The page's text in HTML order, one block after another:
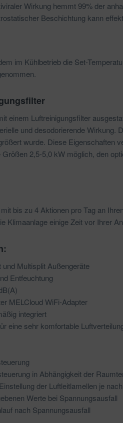
Wirkung hemmt 99% der
Beschichtung kann
im Kühlbetrieb die Set-
einem Luftreinigungsfilter
und desodorierende
wurde. Diese Eigenschaften
2,5-5,0 kW möglich, den
bis zu 4 Aktionen pro Tag an
Klimaanlage einige Zeit vor Ihrer
Multisplit Außengeräte
Entfeuchtung
MELCloud WiFi-Adapter
integriert
eine sehr komfortable
in Abhängigkeit der
der Luftleitlamellen je
Werte bei Spannungsausfall
nach Spannungsausfall